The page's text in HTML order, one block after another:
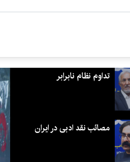
تداوم نظام نابرابر
مصائب نقد ادبی در ایران